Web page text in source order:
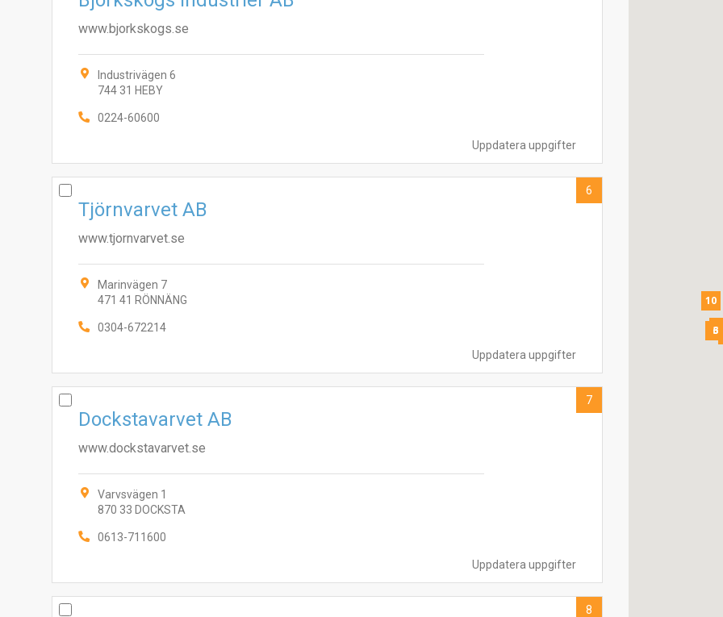
Uppdatera uppgifter
www.bjorkskogs.se
Industrivägen 6
744 31 HEBY
0224-60600
Uppdatera uppgifter
Tjörnvarvet AB
www.tjornvarvet.se
Marinvägen 7
471 41 RÖNNÄNG
0304-672214
6
Uppdatera uppgifter
Dockstavarvet AB
www.dockstavarvet.se
Varvsvägen 1
870 33 DOCKSTA
0613-711600
7
8
3
68
10